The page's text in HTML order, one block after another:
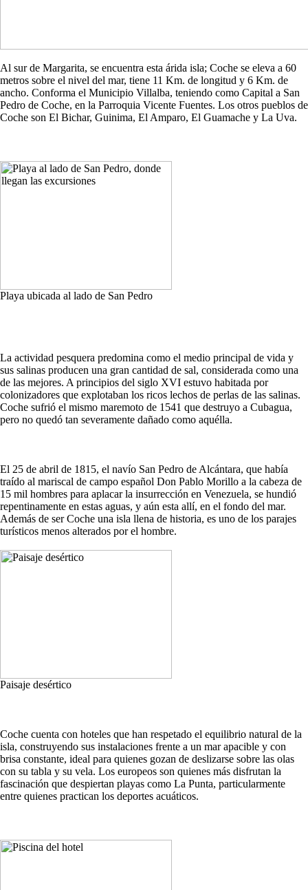
Al sur de Margarita, se encuentra esta árida isla; Coche se eleva a 60
metros sobre el nivel del mar, tiene 11 Km. de longitud y 6 Km. de
ancho. Conforma el Municipio Villalba, teniendo como Capital a San
Pedro de Coche, en la Parroquia Vicente Fuentes. Los otros pueblos de
Coche son El Bichar, Guinima, El Amparo, El Guamache y La Uva.
Playa ubicada al lado de San Pedro
La actividad pesquera predomina como el medio principal de vida y
sus salinas producen una gran cantidad de sal, considerada como una
de las mejores. A principios del siglo XVI estuvo habitada por
colonizadores que explotaban los ricos lechos de perlas de las salinas.
Coche sufrió el mismo maremoto de 1541 que destruyo a Cubagua,
pero no quedó tan severamente dañado como aquélla.
El 25 de abril de 1815, el navío San Pedro de Alcántara, que había
traído al mariscal de campo español Don Pablo Morillo a la cabeza de
15 mil hombres para aplacar la insurrección en Venezuela, se hundió
repentinamente en estas aguas, y aún esta allí, en el fondo del mar.
Además de ser Coche una isla llena de historia, es uno de los parajes
turísticos menos alterados por el hombre.
Paisaje desértico
Coche cuenta con hoteles que han respetado el equilibrio natural de la
isla, construyendo sus instalaciones frente a un mar apacible y con
brisa constante, ideal para quienes gozan de deslizarse sobre las olas
con su tabla y su vela. Los europeos son quienes más disfrutan la
fascinación que despiertan playas como La Punta, particularmente
entre quienes practican los deportes acuáticos.